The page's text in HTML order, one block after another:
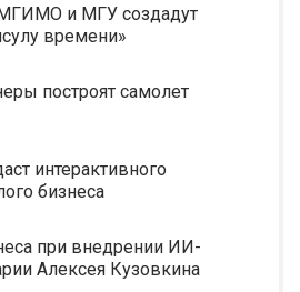
и МГУ создадут
времени»
построят самолет
интерактивного
бизнеса
при внедрении ИИ-
Алексея Кузовкина